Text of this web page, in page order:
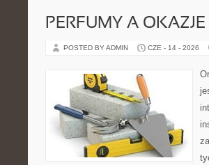
PERFUMY A OKAZJE
POSTED BY ADMIN CZE - 14 - 2026